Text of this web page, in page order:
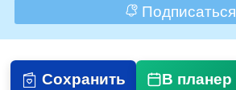
Подписаться
Сохранить В планер